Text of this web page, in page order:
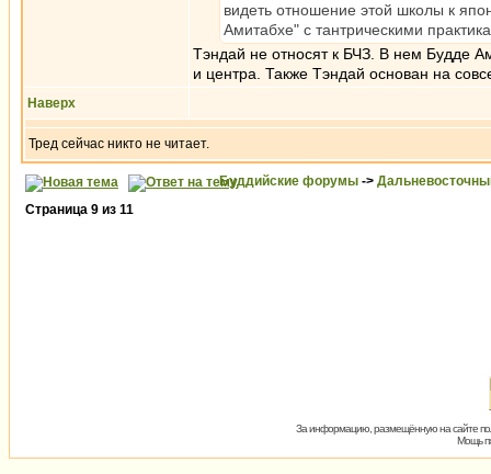
видеть отношение этой школы к
Амитабхе" с тантрическими
Тэндай не относят к БЧЗ. В нем Будде
и центра. Также Тэндай основан на
Наверх
Тред сейчас никто не читает.
Буддийские форумы ->
Страница 9 из 11
За информацию, размещённую на сайте
Мощь